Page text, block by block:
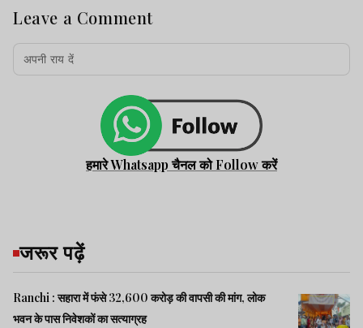
Leave a Comment
हमारे Whatsapp चैनल को Follow करें
जरूर पढ़ें
Ranchi : सहारा में फंसे 32,600 करोड़ की वापसी की मांग, लोक
भवन के पास निवेशकों का सत्याग्रह